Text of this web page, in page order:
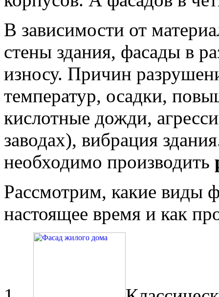
В зависимости от
стены здания, фасады в
износу. Причин
температур, осадки,
кислотные дожди,
заводах), вибрация
необходимо производить
Рассмотрим, какие виды
настоящее время и как